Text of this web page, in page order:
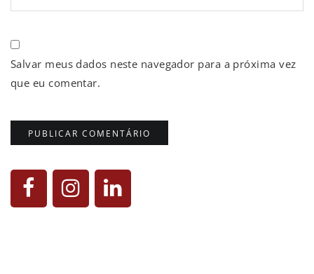
Salvar meus dados neste navegador para a próxima vez
que eu comentar.